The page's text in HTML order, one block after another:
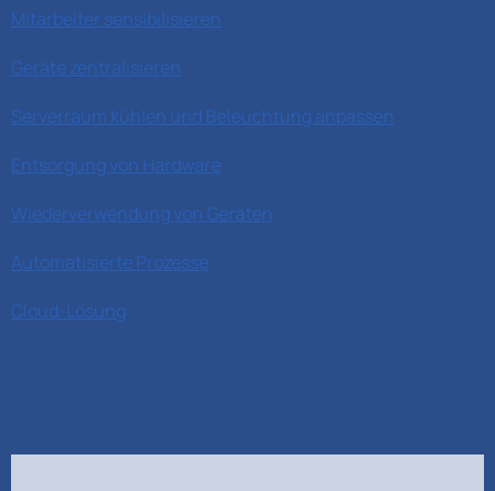
Mitarbeiter sensibilisieren
Geräte zentralisieren
Serverraum kühlen und Beleuchtung anpassen
Entsorgung von Hardware
Wiederverwendung von Geräten
Automatisierte Prozesse
Cloud-Lösung